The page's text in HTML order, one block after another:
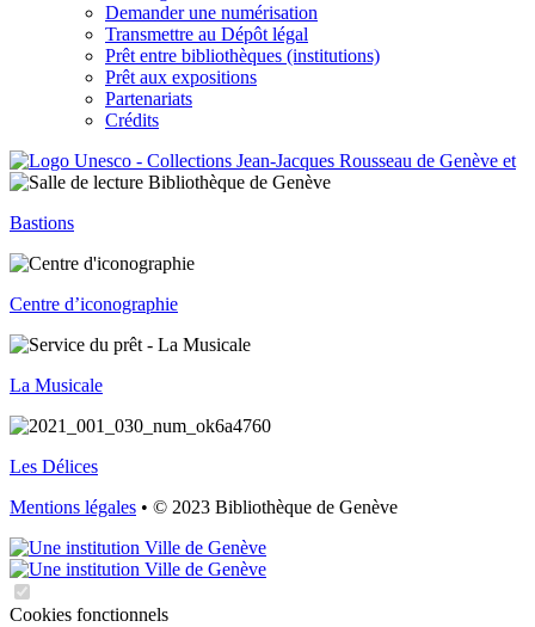
Demander une numérisation
Transmettre au Dépôt légal
Prêt entre bibliothèques (institutions)
Prêt aux expositions
Partenariats
Crédits
Bastions
Centre d’iconographie
La Musicale
Les Délices
Mentions légales • © 2023 Bibliothèque de Genève
Cookies fonctionnels